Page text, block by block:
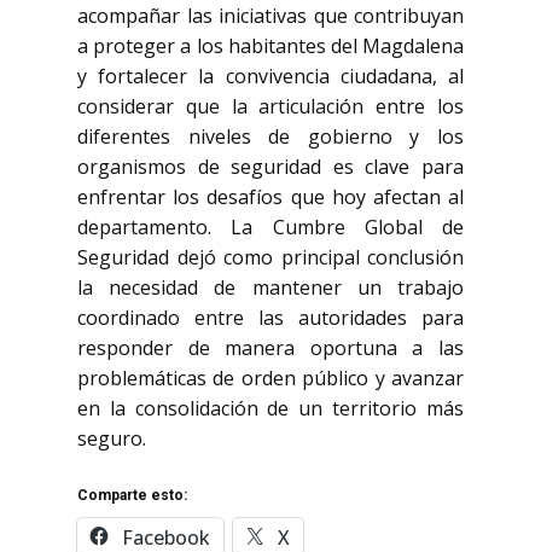
acompañar las iniciativas que contribuyan
a proteger a los habitantes del Magdalena
y fortalecer la convivencia ciudadana, al
considerar que la articulación entre los
diferentes niveles de gobierno y los
organismos de seguridad es clave para
enfrentar los desafíos que hoy afectan al
departamento. La Cumbre Global de
Seguridad dejó como principal conclusión
la necesidad de mantener un trabajo
coordinado entre las autoridades para
responder de manera oportuna a las
problemáticas de orden público y avanzar
en la consolidación de un territorio más
seguro.
Comparte esto:
Facebook
X